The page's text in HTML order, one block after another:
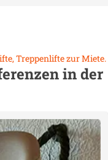
Treppenlifte zur Miete.
in der